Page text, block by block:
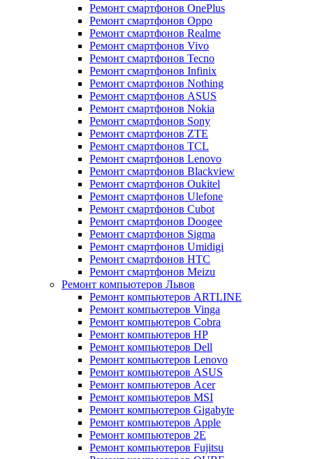
Ремонт смартфонов OnePlus
Ремонт смартфонов Oppo
Ремонт смартфонов Realme
Ремонт смартфонов Vivo
Ремонт смартфонов Tecno
Ремонт смартфонов Infinix
Ремонт смартфонов Nothing
Ремонт смартфонов ASUS
Ремонт смартфонов Nokia
Ремонт смартфонов Sony
Ремонт смартфонов ZTE
Ремонт смартфонов TCL
Ремонт смартфонов Lenovo
Ремонт смартфонов Blackview
Ремонт смартфонов Oukitel
Ремонт смартфонов Ulefone
Ремонт смартфонов Cubot
Ремонт смартфонов Doogee
Ремонт смартфонов Sigma
Ремонт смартфонов Umidigi
Ремонт смартфонов HTC
Ремонт смартфонов Meizu
Ремонт компьютеров Львов
Ремонт компьютеров ARTLINE
Ремонт компьютеров Vinga
Ремонт компьютеров Cobra
Ремонт компьютеров HP
Ремонт компьютеров Dell
Ремонт компьютеров Lenovo
Ремонт компьютеров ASUS
Ремонт компьютеров Acer
Ремонт компьютеров MSI
Ремонт компьютеров Gigabyte
Ремонт компьютеров Apple
Ремонт компьютеров 2E
Ремонт компьютеров Fujitsu